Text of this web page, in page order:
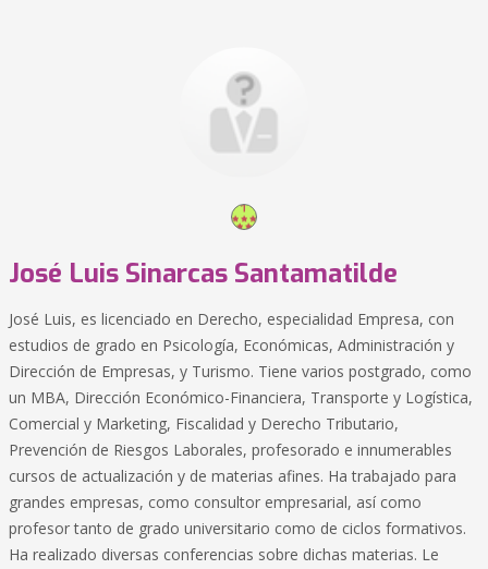
José Luis Sinarcas Santamatilde
José Luis, es licenciado en Derecho, especialidad Empresa, con
estudios de grado en Psicología, Económicas, Administración y
Dirección de Empresas, y Turismo. Tiene varios postgrado, como
un MBA, Dirección Económico-Financiera, Transporte y Logística,
Comercial y Marketing, Fiscalidad y Derecho Tributario,
Prevención de Riesgos Laborales, profesorado e innumerables
cursos de actualización y de materias afines. Ha trabajado para
grandes empresas, como consultor empresarial, así como
profesor tanto de grado universitario como de ciclos formativos.
Ha realizado diversas conferencias sobre dichas materias. Le